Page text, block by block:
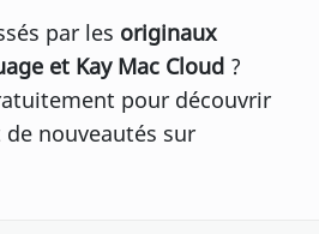
par les originaux
et Kay Mac Cloud ?
pour découvrir
nouveautés sur